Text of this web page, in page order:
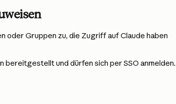
oder Gruppen zu, die Zugriff auf Claude haben
und dürfen sich per SSO anmelden.